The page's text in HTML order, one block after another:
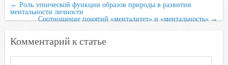
← Роль этнической функции образов природы в развитии
ментальности личности
Соотношение понятий «менталитет» и «ментальность»→
Комментарий к статье